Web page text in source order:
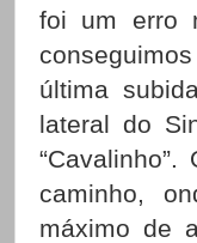
foi um erro
última
lateral do
caminho,
máximo de